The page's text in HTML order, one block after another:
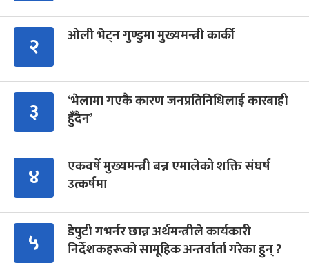
२ ओली भेट्न गुण्डुमा मुख्यमन्त्री कार्की
३
‘भेलामा गएकै कारण जनप्रतिनिधिलाई कारबाही
हुँदैन’
४
एकवर्षे मुख्यमन्त्री बन्न एमालेको शक्ति संघर्ष
उत्कर्षमा
५
डेपुटी गभर्नर छान्न अर्थमन्त्रीले कार्यकारी
निर्देशकहरूको सामूहिक अन्तर्वार्ता गरेका हुन् ?